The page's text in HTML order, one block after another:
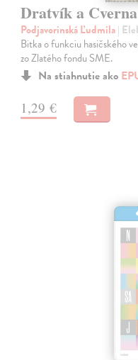
Dratvík a Cverna
Podjavorinská Ľudmila|
Bitka o funkciu hasičského
zo Zlatého fondu SME.
Na stiahnutie ako
1,29 €